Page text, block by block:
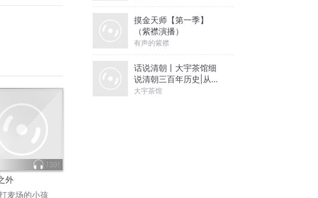
1391
外
麦场的小孩
摸金天师【第一季】
（紫襟演播）
有声的紫襟
话说清朝丨大宇茶馆细
说清朝三百年历史|从努
尔哈赤到末代皇帝溥仪|
大宇茶馆